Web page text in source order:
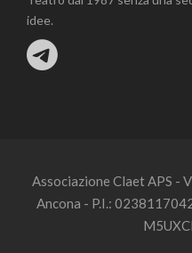
idee.
Associazione Claet APS -
Ancona - P.I.: